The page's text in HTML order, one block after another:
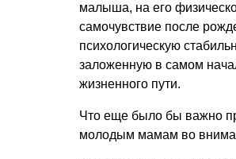
малыша, на его
самочувствие после
психологическую
заложенную в самом
жизненного пути.
Что еще было бы важно
молодым мамам во